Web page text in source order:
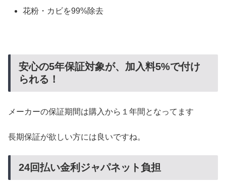
花粉・カビを99%除去
安心の5年保証対象が、加入料5%で付け
られる！
メーカーの保証期間は購入から１年間となってます
長期保証が欲しい方には良いですね。
24回払い金利ジャパネット負担